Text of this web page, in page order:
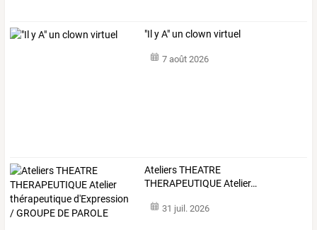
"Il y A" un clown virtuel
7 août 2026
AteliersTHEATRE
THERAPEUTIQUEAtelier…
31 juil. 2026